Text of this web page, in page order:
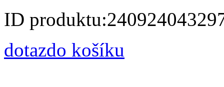
ID produktu:
dotazdo košíku